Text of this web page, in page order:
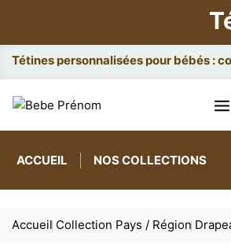
Attache
ACCUEIL NOS COLLECTIONS
Accueil Collection Pays / Région